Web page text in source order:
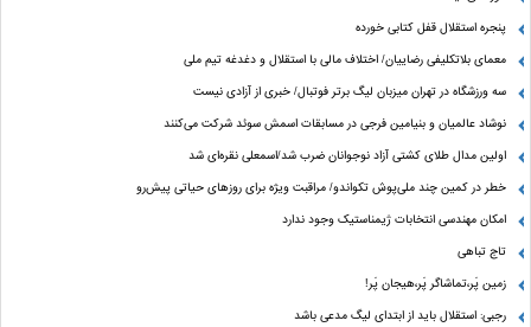
پنجره‌ استقلال قفل کتابی خورده
معمای بلاتکلیفی رضاییان/ اختلاف مالی با استقلال و دغدغه تیم ملی
سه ورزشگاه در تهران میزبان لیگ برتر فوتبال/ خبری از آزادی نیست
نوشاد عالمیان و بنیامین فرجی در مسابقات اسمش سوئد شرکت می‌کنند
اولین مدال طلای کشتی آزاد نوجوانان ضرب شد/اسمعلی نقره‌ای شد
خطر در کمین چند ملی‌پوش تکواندو/ مراقبت ویژه برای روزهای حیاتی پیش‌رو
امکان مهندسی انتخابات ژیمناستیک وجود ندارد
تاج تباهی
زمین پَر،تماشاگر پَر،هیجان پَر!
رجبی: استقلال باید از ابتدای لیگ مدعی باشد